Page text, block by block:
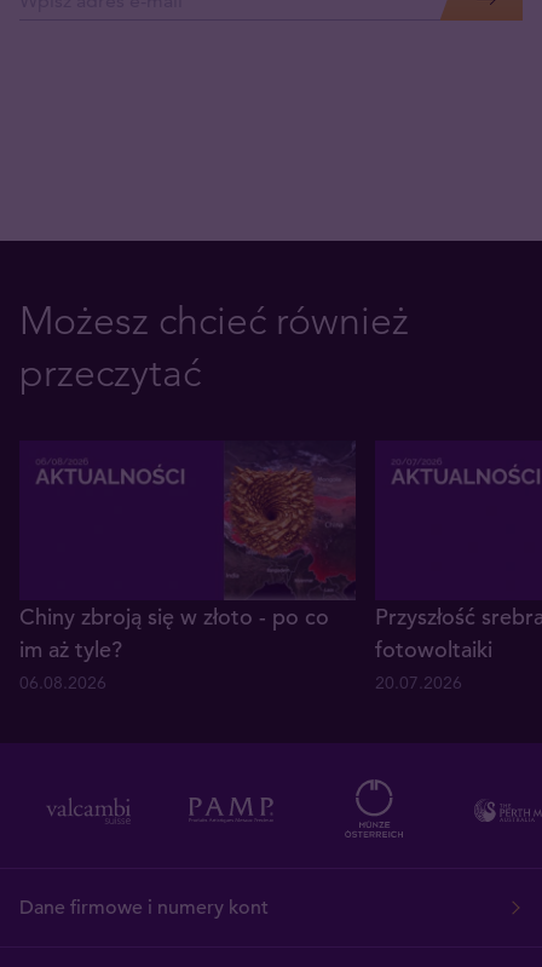
Możesz chcieć również
przeczytać
Chiny zbroją się w złoto - po co
im aż tyle?
06.08.2026
Przyszłość
fotowoltaiki
20.07.2026
Dane firmowe i numery kont